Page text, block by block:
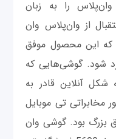
را به زبان
از وان‌پلاس وان
که این محصول موفق
شود. گوشی‌هایی که
آنلاین قادر به
مخابراتی تی موبایل
بزرگ بود. گوشی وان